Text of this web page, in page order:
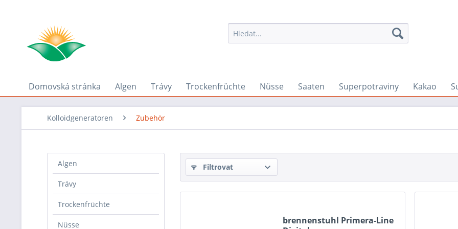
Domovská stránka Algen Trávy Trockenfrüchte Nüsse Saaten Superpotraviny Kakao
Kolloidgeneratoren Zubehör
Algen
Trávy
Trockenfrüchte
Nüsse
Filtrovat
brennenstuhl Primera-Line